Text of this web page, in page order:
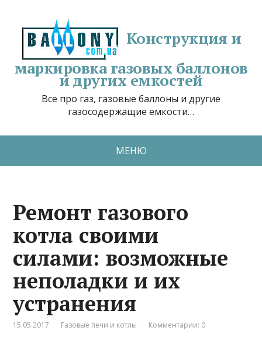
Конструкция и
маркировка газовых баллонов
и других емкостей
Все про газ, газовые баллоны и другие
газосодержащие емкости…
МЕНЮ
Ремонт газового
котла своими
силами: возможные
неполадки и их
устранения
15.05.2017 Газовые печи и котлы Комментарии: 0